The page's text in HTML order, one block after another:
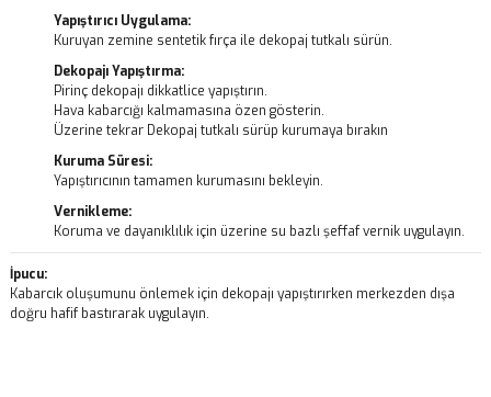
Yapıştırıcı Uygulama:
Kuruyan zemine sentetik fırça ile dekopaj tutkalı sürün.
Dekopajı Yapıştırma:
Pirinç dekopajı dikkatlice yapıştırın.
Hava kabarcığı kalmamasına özen gösterin.
Üzerine tekrar Dekopaj tutkalı sürüp kurumaya bırakın
Kuruma Süresi:
Yapıştırıcının tamamen kurumasını bekleyin.
Vernikleme:
Koruma ve dayanıklılık için üzerine su bazlı şeffaf vernik uygulayın.
İpucu:
Kabarcık oluşumunu önlemek için dekopajı yapıştırırken merkezden dışa
doğru hafif bastırarak uygulayın.